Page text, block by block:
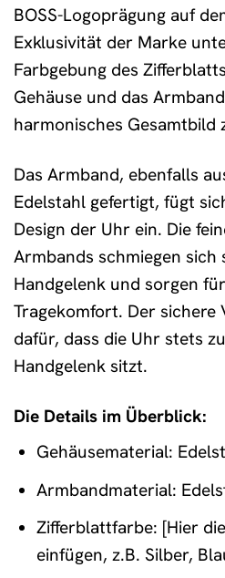
BOSS-Logoprägung auf
Exklusivität der Marke
Farbgebung des
Gehäuse und das
harmonisches Gesamtbild
Das Armband, ebenfalls
Edelstahl gefertigt, fügt
Design der Uhr ein. Die
Armbands schmiegen sich
Handgelenk und sorgen
Tragekomfort. Der sichere
dafür, dass die Uhr stets
Handgelenk sitzt.
Die Details im Überblick:
Gehäusematerial:
Armbandmaterial:
Zifferblattfarbe: [Hier
einfügen, z.B. Silber,